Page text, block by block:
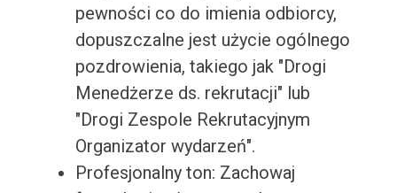
pewności co do imienia odbiorcy,
dopuszczalne jest użycie ogólnego
pozdrowienia, takiego jak "Drogi
Menedżerze ds. rekrutacji" lub
"Drogi Zespole Rekrutacyjnym
Organizator wydarzeń".
Profesjonalny ton: Zachowaj